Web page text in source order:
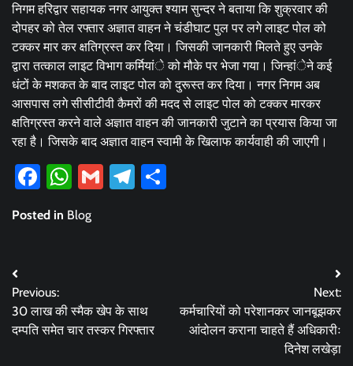
निगम हरिद्वार सहायक नगर आयुक्त श्याम सुन्दर ने बताया कि शुक्रवार की
दोपहर को तेल रफ्तार अज्ञात वाहन ने चंडीघाट पुल पर लगे लाइट पोल को
टक्कर मार कर क्षतिग्रस्त कर दिया। जिसकी जानकारी मिलते हुए उनके
द्वारा तत्काल लाइट विभाग कर्मियांे को मौके पर भेजा गया। जिन्हांेने कई
धंटों के मशकत के बाद लाइट पोल को दुरूस्त कर दिया। नगर निगम अब
आसपास लगे सीसीटीवी कैमरों की मदद से लाइट पोल को टक्कर मारकर
क्षतिग्रस्त करने वाले अज्ञात वाहन की जानकारी जुटाने का प्रयास किया जा
रहा है। जिसके बाद अज्ञात वाहन स्वामी के खिलाफ कार्यवाही की जाएगी।
Facebook
WhatsApp
GmailTelegram
Posted in Blog
Post
navigation
Previous:
30 लाख की स्मैक खेप के साथ
दम्पति समेत चार तस्कर गिरफ्तार
Next:
कर्मचारियों को परेशानकर जानबूझकर
आंदोलन कराना चाहते हैं अधिकारीः
दिनेश लखेड़ा